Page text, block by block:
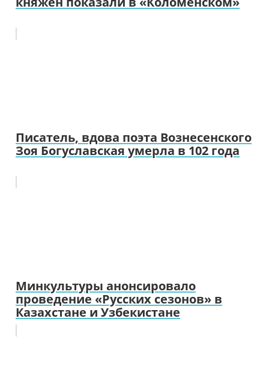
Писатель, вдова поэта Вознесенского
Зоя Богуславская умерла в 102 года
Минкультуры анонсировало
проведение «Русских сезонов» в
Казахстане и Узбекистане